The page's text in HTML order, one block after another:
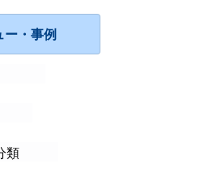
・事例
類
類
分類